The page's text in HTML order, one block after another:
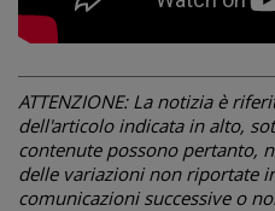
ATTENZIONE: La notizia è
dell'articolo indicata in alto,
contenute possono pertanto,
delle variazioni non riportate
comunicazioni successive o